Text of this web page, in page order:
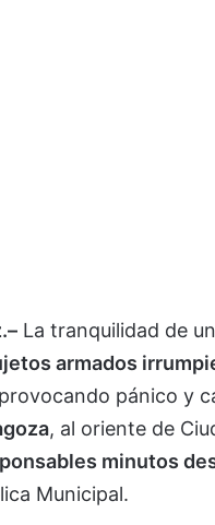
La tranquilidad de
armados
pánico y
, al oriente de
minutos
Municipal.